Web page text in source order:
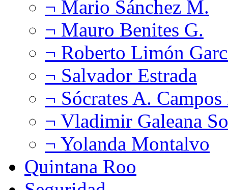
¬ Mario Sánchez M.
¬ Mauro Benites G.
¬ Roberto Limón
¬ Salvador Estrada
¬ Sócrates A.
¬ Vladimir Galeana
¬ Yolanda Montalvo
Quintana Roo